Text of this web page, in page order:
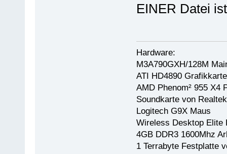
EINER Datei
Hardware:
M3A790GXH/128M
ATI HD4890 Grafikkarte
AMD Phenom² 955 X4
Soundkarte von
Logitech G9X Maus
Wireless Desktop Elite
4GB DDR3 1600Mhz
1 Terrabyte Festplatte